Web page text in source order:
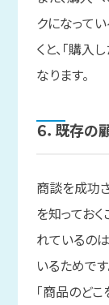
クになって
くと、「購入
なります。
６． 既存の
商談を成功
を知ってお
れているの
いるためで
「商品のど